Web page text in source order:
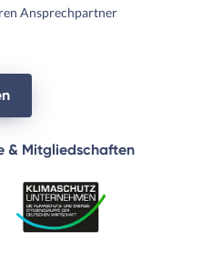
Ansprechpartner
& Mitgliedschaften